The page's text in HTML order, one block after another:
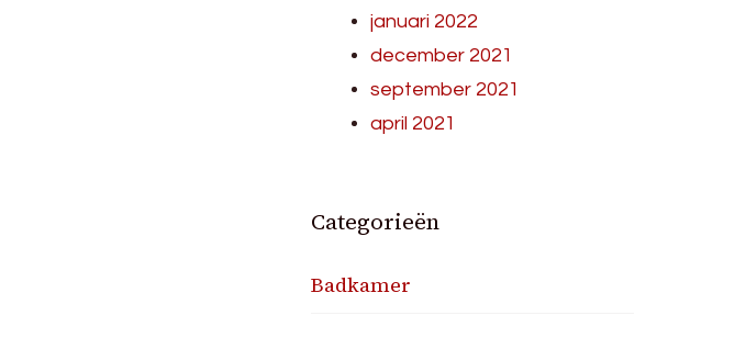
januari 2022
december 2021
september 2021
april 2021
Categorieën
Badkamer